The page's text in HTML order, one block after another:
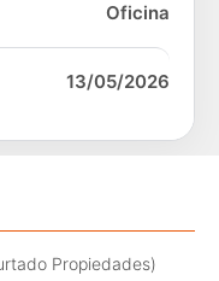
Oficina
13/05/2026
Propiedades)